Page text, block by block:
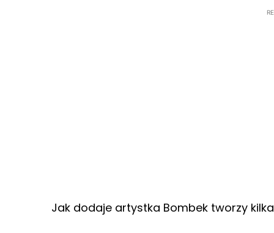
Jak dodaje artystka Bombek tworzy